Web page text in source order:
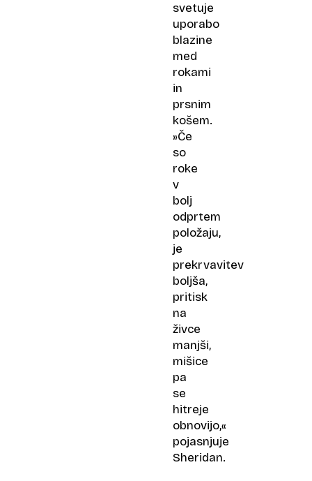
svetuje
uporabo
blazine
med
rokami
in
prsnim
košem.
»Če
so
roke
v
bolj
odprtem
položaju,
je
prekrvavitev
boljša,
pritisk
na
živce
manjši,
mišice
pa
se
hitreje
obnovijo,«
pojasnjuje
Sheridan.